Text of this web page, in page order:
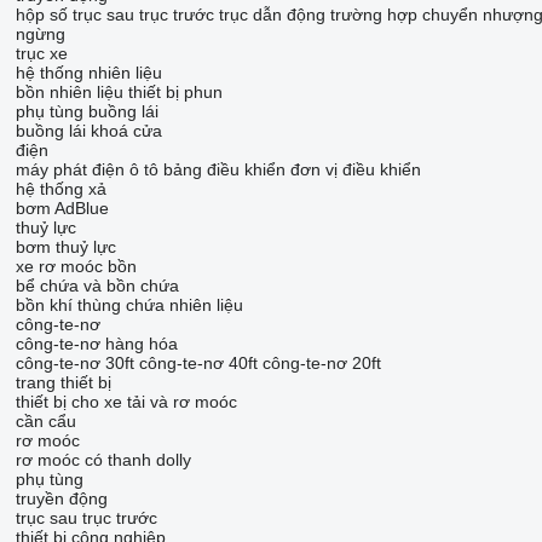
hộp số trục sau trục trước trục dẫn động trường hợp chuyển nhượng
ngừng
trục xe
hệ thống nhiên liệu
bồn nhiên liệu thiết bị phun
phụ tùng buồng lái
buồng lái khoá cửa
điện
máy phát điện ô tô bảng điều khiển đơn vị điều khiển
hệ thống xả
bơm AdBlue
thuỷ lực
bơm thuỷ lực
xe rơ moóc bồn
bể chứa và bồn chứa
bồn khí thùng chứa nhiên liệu
công-te-nơ
công-te-nơ hàng hóa
công-te-nơ 30ft công-te-nơ 40ft công-te-nơ 20ft
trang thiết bị
thiết bị cho xe tải và rơ moóc
cần cẩu
rơ moóc
rơ moóc có thanh dolly
phụ tùng
truyền động
trục sau trục trước
thiết bị công nghiệp